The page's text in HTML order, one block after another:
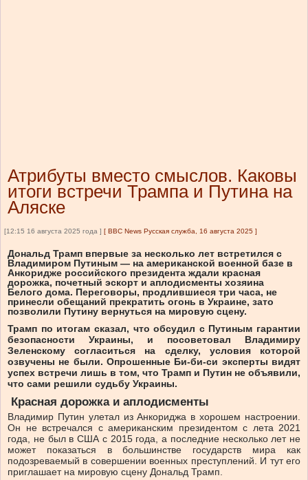
Атрибуты вместо смыслов. Каковы
итоги встречи Трампа и Путина на
Аляске
[12:15 16 августа 2025 года ] [ BBC News Русская служба, 16 августа 2025 ]
Дональд Трамп впервые за несколько лет встретился с
Владимиром Путиным — на американской военной базе в
Анкоридже российского президента ждали красная
дорожка, почетный эскорт и аплодисменты хозяина
Белого дома. Переговоры, продлившиеся три часа, не
принесли обещаний прекратить огонь в Украине, зато
позволили Путину вернуться на мировую сцену.
Трамп по итогам сказал, что обсудил с Путиным гарантии
безопасности Украины, и посоветовал Владимиру
Зеленскому согласиться на сделку, условия которой
озвучены не были. Опрошенные Би-би-си эксперты видят
успех встречи лишь в том, что Трамп и Путин не объявили,
что сами решили судьбу Украины.
Красная дорожка и аплодисменты
Владимир Путин улетал из Анкориджа в хорошем настроении.
Он не встречался с американским президентом с лета 2021
года, не был в США с 2015 года, а последние несколько лет не
может показаться в большинстве государств мира как
подозреваемый в совершении военных преступлений. И тут его
приглашает на мировую сцену Дональд Трамп.